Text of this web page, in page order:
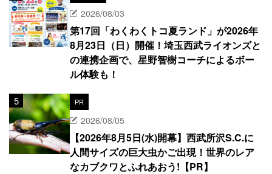
2026/08/03
第17回「わくわくトコ夏ランド」が2026年
8月23日（日）開催！埼玉西武ライオンズと
の連携企画で、星野智樹コーチによるボー
ル体験も！
PR
2026/08/05
【2026年8月5日(水)開幕】西武所沢S.C.に
人間サイズの巨大虫かご出現！世界のレア
なカブクワとふれあおう!【PR】